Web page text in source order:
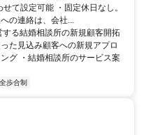
て設定可能 ・固定休日なし。
の連絡は、会社...
る結婚相談所の新規顧客開拓
た見込み顧客への新規アプロ
グ ・結婚相談所のサービス案
歩合制